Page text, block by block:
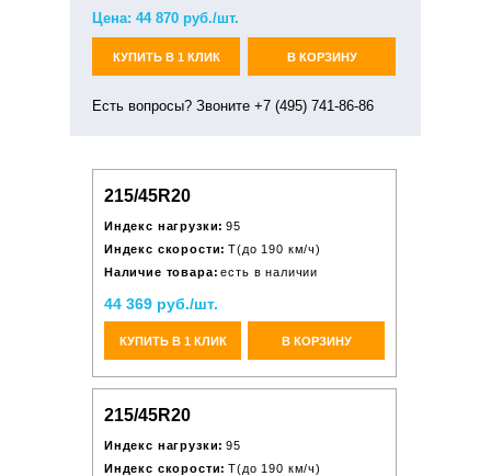
Цена: 44 870 руб./шт.
КУПИТЬ В 1 КЛИК В КОРЗИНУ
Есть вопросы? Звоните +7 (495) 741-86-86
215/45R20
Индекс нагрузки: 95
Индекс скорости: T(до 190 км/ч)
Наличие товара: есть в наличии
44 369 руб./шт.
КУПИТЬ В 1 КЛИК В КОРЗИНУ
215/45R20
Индекс нагрузки: 95
Индекс скорости: T(до 190 км/ч)